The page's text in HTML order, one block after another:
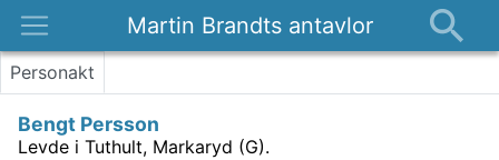
Martin Brandts antavlor
Platser
Om
Personakt
Bengt Persson
Levde i Tuthult, Markaryd (G).